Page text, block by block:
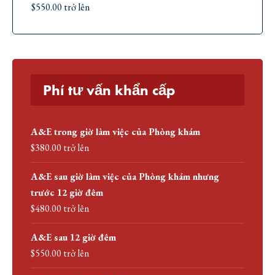
$550.00 trở lên
Phí tư vấn khẩn cấp
A&E trong giờ làm việc của Phòng khám
$380.00 trở lên
A&E sau giờ làm việc của Phòng khám nhưng
trước 12 giờ đêm
$480.00 trở lên
A&E sau 12 giờ đêm
$550.00 trở lên